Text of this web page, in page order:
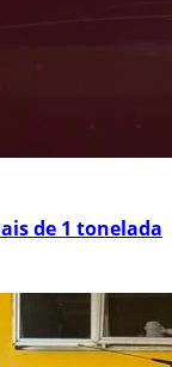
de 1 tonelada